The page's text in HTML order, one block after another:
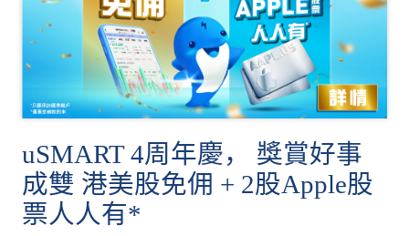
uSMART 4周年慶， 獎賞好事
成雙 港美股免佣 + 2股Apple股
票人人有*